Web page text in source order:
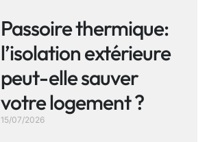
Passoire thermique:
l’isolation extérieure
peut-elle sauver
votre logement ?
15/07/2026